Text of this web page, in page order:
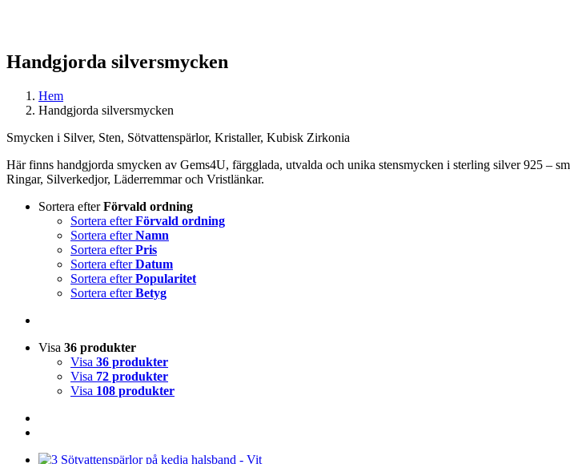
Handgjorda silversmycken
Hem
Handgjorda silversmycken
Smycken i Silver, Sten, Sötvattenspärlor, Kristaller, Kubisk Zirkonia
Här finns handgjorda smycken av Gems4U, färgglada, utvalda och unika stensmycken i sterling silver 925 –
Ringar, Silverkedjor, Läderremmar och Vristlänkar.
Sortera efterFörvald ordning
Sortera efterFörvald ordning
Sortera efterNamn
Sortera efterPris
Sortera efterDatum
Sortera efterPopularitet
Sortera efterBetyg
Visa 36 produkter
Visa 36 produkter
Visa 72 produkter
Visa 108 produkter